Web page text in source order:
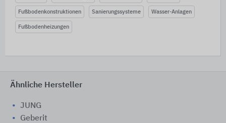
Fußbodenkonstruktionen Sanierungssysteme Wasser-Anlagen
Fußbodenheizungen
Ähnliche Hersteller
JUNG
Geberit